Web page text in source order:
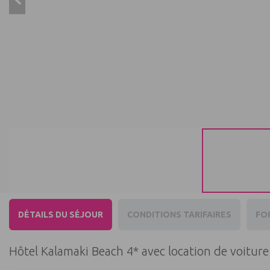
DÉTAILS DU SÉJOUR CONDITIONS TARIFAIRES
Hôtel Kalamaki Beach 4* avec location de voiture